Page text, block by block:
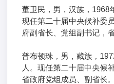
董卫民，男，汉族，1968
现任第二十届中央候补委
府副省长、党组副书记，
普布顿珠，男，藏族，
人。现任第二十届中央候
省政府党组成员、副省长。